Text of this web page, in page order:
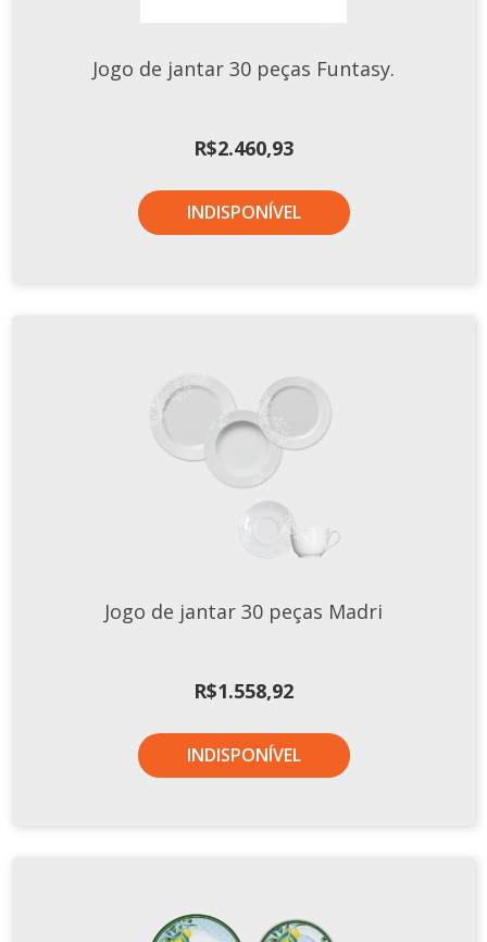
Jogo de jantar 30 peças Funtasy.
R$2.460,93
INDISPONÍVEL
Jogo de jantar 30 peças Madri
R$1.558,92
INDISPONÍVEL